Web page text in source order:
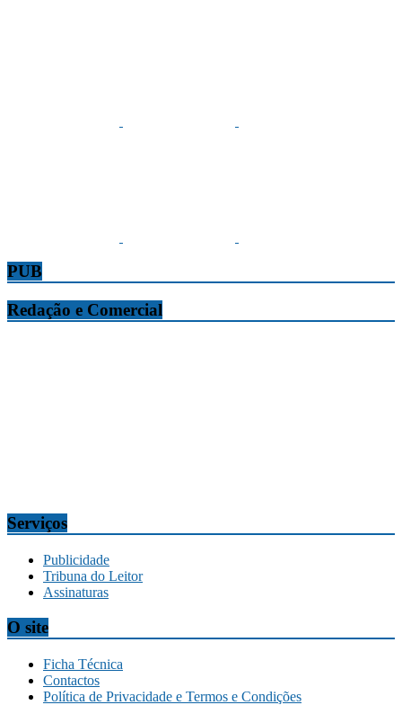
PUB
Redação e Comercial
Serviços
Publicidade
Tribuna do Leitor
Assinaturas
O site
Ficha Técnica
Contactos
Política de Privacidade e Termos e Condições